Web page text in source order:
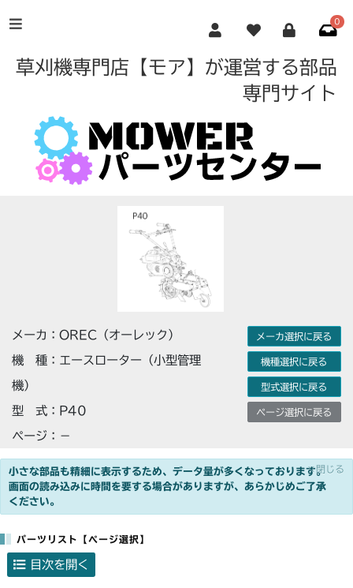
0
草刈機専門店【モア】が運営する部品
専門サイト
メーカ：OREC（オーレック）
機 種：エースローター（小型管理
機）
型 式：P40
ページ：－
メーカ選択に戻る
機種選択に戻る
型式選択に戻る
ページ選択に戻る
小さな部品も精細に表示するため、データ量が多くなっております。
画面の読み込みに時間を要する場合がありますが、あらかじめご了承
ください。
×閉じる
パーツリスト【ページ選択】
目次を開く